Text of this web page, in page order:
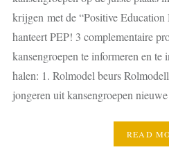
krijgen met de “Positive
hanteert PEP! 3 complementaire
kansengroepen te informeren en
halen: 1. Rolmodel beurs
jongeren uit kansengroepen
READ